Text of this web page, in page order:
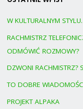
W KULTURALNYM
RACHMISTRZ
ODMÓWIĆ ROZMOWY?
DZWONI RACHMISTRZ?
TO DOBRE
PROJEKT ALPAKA